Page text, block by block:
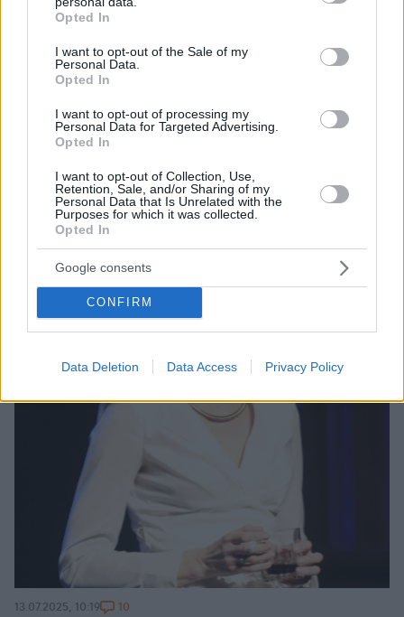
grant or deny consent to Google and its third-party tags to
use your data for below specified purposes in below Google
consent section.
Opted In
I want to opt-out of the Sale of my
Personal Data.
Opted In
I want to opt-out of processing my
Personal Data for Targeted Advertising.
Opted In
I want to opt-out of Collection, Use,
Retention, Sale, and/or Sharing of my
Personal Data that Is Unrelated with the
Purposes for which it was collected.
Opted In
Google consents
CONFIRM
Data Deletion Data Access Privacy Policy
Ζέτα Δούκα για Γιώργο Κιμούλη: Ήταν μία μεγάλη νίκη
στη δυσκολότερη μήνυση που είχα καταθέσει
αυτουργία σε ψευδή κατάθεση έπειτα από μήνυση
της Ζέτας Δούκα, του επιβλήθηκε ποινή φυλάκισης
13.07.2025, 10:19 10